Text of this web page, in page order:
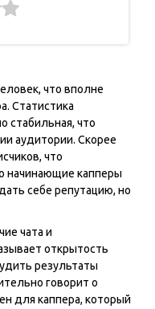
что вполне
Статистика
стабильная, что
аудитории. Скорее
что
начинающие капперы
себе репутацию, но
чата и
открытость
результаты
говорит о
для каппера, который